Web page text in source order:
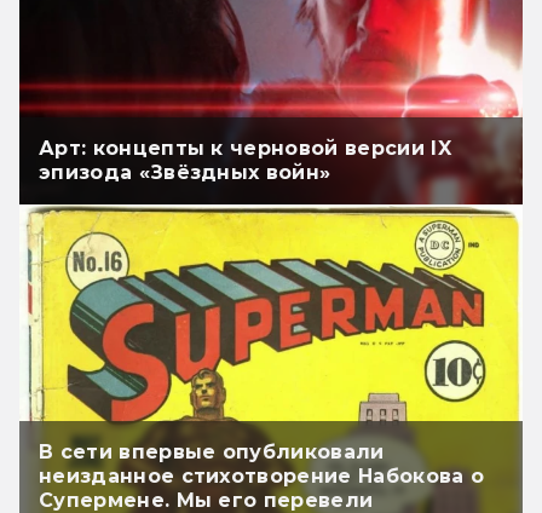
Арт: концепты к черновой версии IX
эпизода «Звёздных войн»
В сети впервые опубликовали
неизданное стихотворение Набокова о
Супермене. Мы его перевели